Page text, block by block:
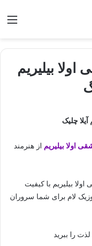
بیلیریم
چلیک
اولا بیلیریم از هنرمند
بیلیریم با کیفیت
لام برای شما سروران
را ببرید